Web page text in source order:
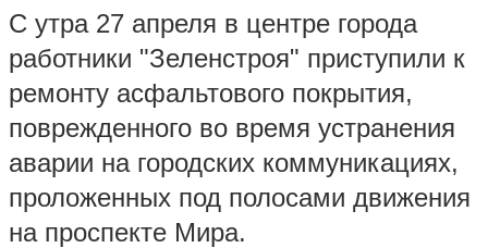
С утра 27 апреля в центре города
работники "Зеленстроя" приступили к
ремонту асфальтового покрытия,
поврежденного во время устранения
аварии на городских коммуникациях,
проложенных под полосами движения
на проспекте Мира.